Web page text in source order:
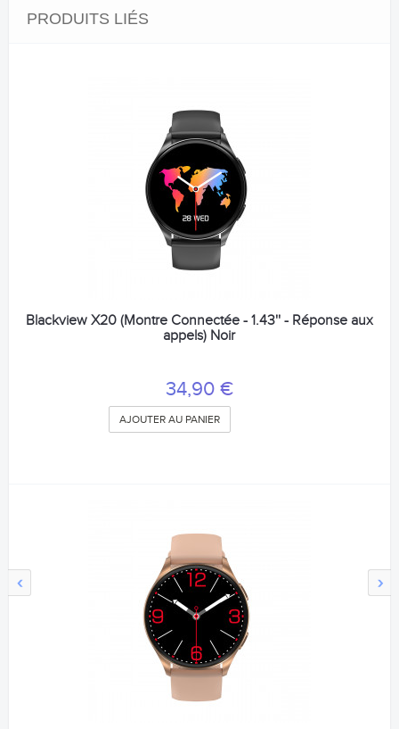
PRODUITS LIÉS
‹ ›
Blackview X20 (Montre Connectée - 1.43'' - Réponse aux
appels) Noir
34,90 €
AJOUTER AU PANIER